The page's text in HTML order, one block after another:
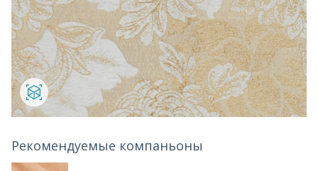
Рекомендуемые компаньоны